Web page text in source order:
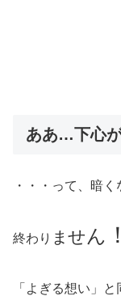
ああ…下心
・・・って、暗く
終わり ま せ ん ！
「よぎる想い」と